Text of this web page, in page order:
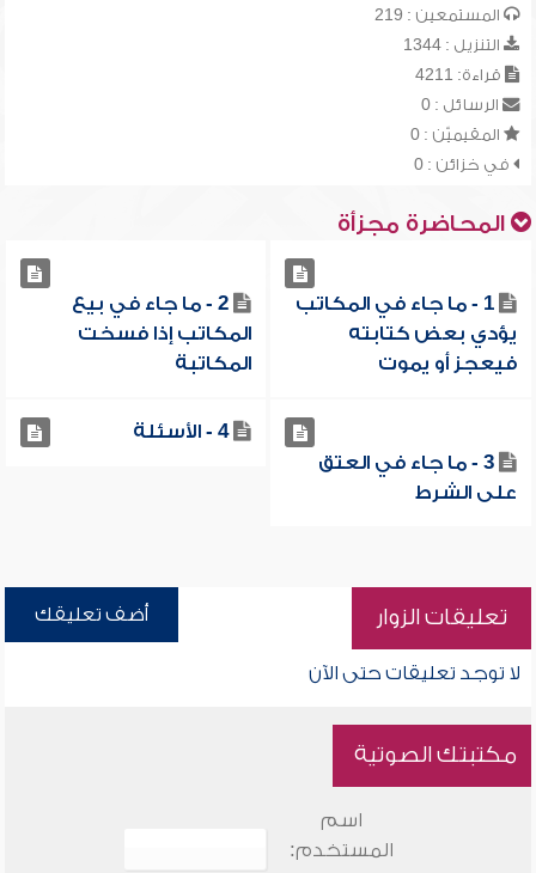
المستمعين : 219
التنزيل : 1344
قراءة: 4211
الرسائل : 0
المقيميّن : 0
في خزائن : 0
المحاضرة مجزأة
1 - ما جاء في المكاتب
يؤدي بعض كتابته
فيعجز أو يموت
2 - ما جاء في بيع
المكاتب إذا فسخت
المكاتبة
3 - ما جاء في العتق
على الشرط
4 - الأسئلة
تعليقات الزوار أضف تعليقك
لا توجد تعليقات حتى الآن
مكتبتك الصوتية
اسم
المستخدم: